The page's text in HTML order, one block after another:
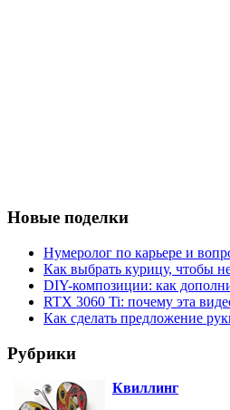
Новые поделки
Нумеролог по карьере и
Как выбрать курицу, чтобы
DIY-композиции: как
RTX 3060 Ti: почему эта
Как сделать предложение
Рубрики
Квиллинг